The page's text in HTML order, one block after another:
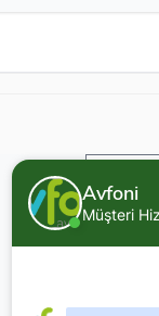
Avfoni
Müşteri